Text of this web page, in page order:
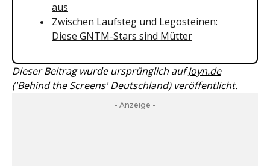
aus
Zwischen Laufsteg und Legosteinen:
Diese GNTM-Stars sind Mütter
Dieser Beitrag wurde ursprünglich aufJoyn.de
('Behind the Screens' Deutschland)veröffentlicht.
- Anzeige -